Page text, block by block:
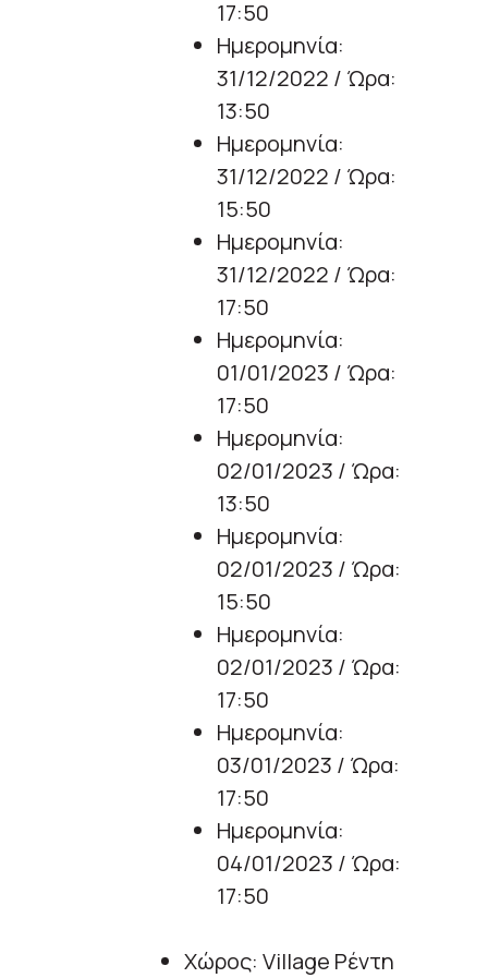
17:50
Ημερομηνία:
31/12/2022 / Ώρα:
13:50
Ημερομηνία:
31/12/2022 / Ώρα:
15:50
Ημερομηνία:
31/12/2022 / Ώρα:
17:50
Ημερομηνία:
01/01/2023 / Ώρα:
17:50
Ημερομηνία:
02/01/2023 / Ώρα:
13:50
Ημερομηνία:
02/01/2023 / Ώρα:
15:50
Ημερομηνία:
02/01/2023 / Ώρα:
17:50
Ημερομηνία:
03/01/2023 / Ώρα:
17:50
Ημερομηνία:
04/01/2023 / Ώρα:
17:50
Χώρος: Village Ρέντη